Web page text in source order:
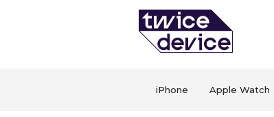
iPhone Apple Watch